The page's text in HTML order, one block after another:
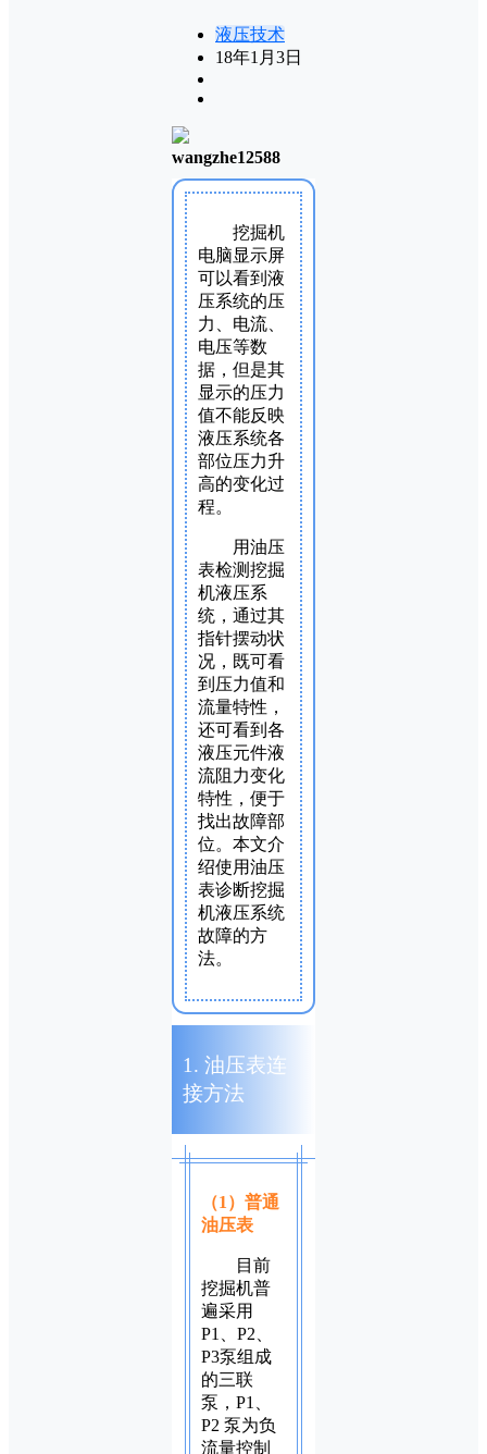
液压技术
18年1月3日
wangzhe12588
挖掘机
电脑显示屏
可以看到液
压系统的压
力、电流、
电压等数
据，但是其
显示的压力
值不能反映
液压系统各
部位压力升
高的变化过
程。
用油压
表检测挖掘
机液压系
统，通过其
指针摆动状
况，既可看
到压力值和
流量特性，
还可看到各
液压元件液
流阻力变化
特性，便于
找出故障部
位。本文介
绍使用油压
表诊断挖掘
机液压系统
故障的方
法。
1. 油压表连
接方法
（1）普通
油压表
目前
挖掘机普
遍采用
P1、P2、
P3泵组成
的三联
泵，P1、
P2 泵为负
流量控制